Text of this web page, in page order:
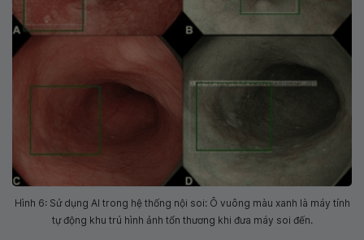
Hình 6: Sử dụng AI trong hệ thống nội soi: Ô vuông màu xanh là máy tính
tự động khu trú hình ảnh tổn thương khi đưa máy soi đến.